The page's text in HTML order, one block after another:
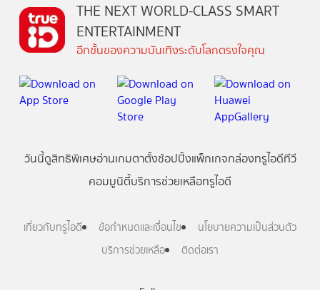
THE NEXT WORLD-CLASS SMART
ENTERTAINMENT
อีกขั้นของความบันเทิงระดับโลกตรงใจคุณ
วันนี้ดูสิทธิพิเศษอ่านเกมตาตั้งช้อปปิ้งแพ็กเกจกล่องทรูไอดีทีวี
คอมมูนิตี้บริการช่วยเหลือทรูไอดี
เกี่ยวกับทรูไอดี ข้อกำหนดและเงื่อนไข
นโยบายความเป็นส่วนตัว
บริการช่วยเหลือ
ติดต่อเรา